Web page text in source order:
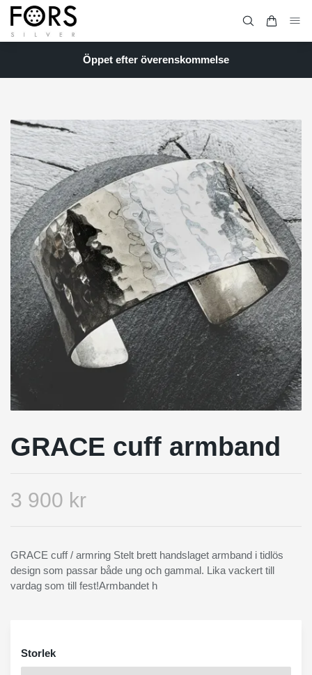
Öppet efter överenskommelse
GRACE cuff armband
3 900 kr
GRACE cuff / armring Stelt brett handslaget armband i tidlös
design som passar både ung och gammal. Lika vackert till
vardag som till fest!Armbandet h
Storlek